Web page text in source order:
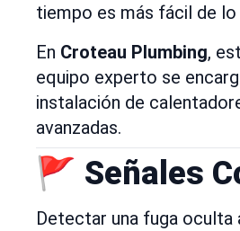
tiempo es más fácil de lo
En Croteau Plumbing,
equipo experto se
instalación de
avanzadas.
🚩 Señales
Detectar una fuga oculta